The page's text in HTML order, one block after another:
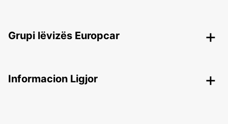
Grupi lëvizës Europcar
Informacion Ligjor